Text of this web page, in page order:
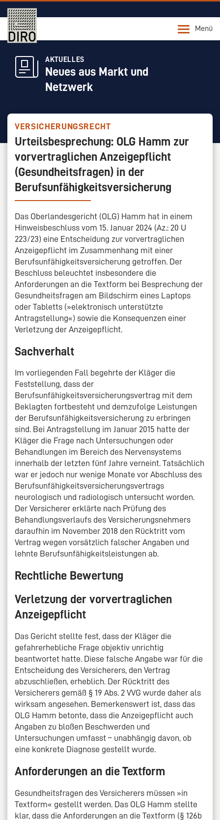
Menü
AKTUELLES
Neues aus Markt und
Netzwerk
VERSICHERUNGSRECHT
Urteilsbesprechung: OLG Hamm zur
vorvertraglichen Anzeigepflicht
(Gesundheitsfragen) in der
Berufsunfähigkeitsversicherung
Das Oberlandesgericht (OLG) Hamm hat in einem
Hinweisbeschluss vom 15. Januar 2024 (Az.: 20 U
223/23) eine Entscheidung zur vorvertraglichen
Anzeigepflicht im Zusammenhang mit einer
Berufsunfähigkeitsversicherung getroffen. Der
Beschluss beleuchtet insbesondere die
Anforderungen an die Textform bei Besprechung der
Gesundheitsfragen am Bildschirm eines Laptops
oder Tabletts (»elektronisch unterstützte
Antragstellung«) sowie die Konsequenzen einer
Verletzung der Anzeigepflicht.
Sachverhalt
Im vorliegenden Fall begehrte der Kläger die
Feststellung, dass der
Berufsunfähigkeitsversicherungsvertrag mit dem
Beklagten fortbesteht und demzufolge Leistungen
der Berufsunfähigkeitsversicherung zu erbringen
sind. Bei Antragstellung im Januar 2015 hatte der
Kläger die Frage nach Untersuchungen oder
Behandlungen im Bereich des Nervensystems
innerhalb der letzten fünf Jahre verneint. Tatsächlich
war er jedoch nur wenige Monate vor Abschluss des
Berufsunfähigkeitsversicherungsvertrags
neurologisch und radiologisch untersucht worden.
Der Versicherer erklärte nach Prüfung des
Behandlungsverlaufs des Versicherungsnehmers
daraufhin im November 2018 den Rücktritt vom
Vertrag wegen vorsätzlich falscher Angaben und
lehnte Berufsunfähigkeitsleistungen ab.
Rechtliche Bewertung
Verletzung der vorvertraglichen
Anzeigepflicht
Das Gericht stellte fest, dass der Kläger die
gefahrerhebliche Frage objektiv unrichtig
beantwortet hatte. Diese falsche Angabe war für die
Entscheidung des Versicherers, den Vertrag
abzuschließen, erheblich. Der Rücktritt des
Versicherers gemäß § 19 Abs. 2 VVG wurde daher als
wirksam angesehen. Bemerkenswert ist, dass das
OLG Hamm betonte, dass die Anzeigepflicht auch
Angaben zu bloßen Beschwerden und
Untersuchungen umfasst – unabhängig davon, ob
eine konkrete Diagnose gestellt wurde.
Anforderungen an die Textform
Gesundheitsfragen des Versicherers müssen »in
Textform« gestellt werden. Das OLG Hamm stellte
klar, dass die Anforderungen an die Textform (§ 126b